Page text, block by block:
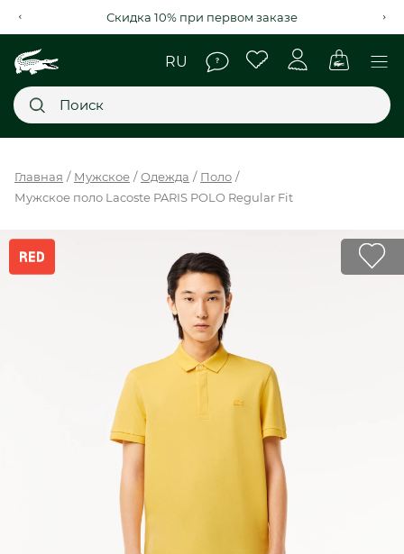
Бесплатная доставка по всему Казахстану
НОВИНКИ
SALE
МЫ LACOSTE
Главная Мужское Одежда
Поло
Мужское поло Lacoste PARIS POLO Regular Fit